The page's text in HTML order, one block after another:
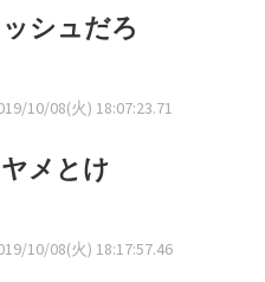
シュだろ
10/08(火) 18:07:23.71
メとけ
10/08(火) 18:17:57.46